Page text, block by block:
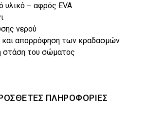
υλικό – αφρός EVA
νερού
απορρόφηση των κραδασμών
στάση του σώματος
ΠΛΗΡΟΦΟΡΊΕΣ